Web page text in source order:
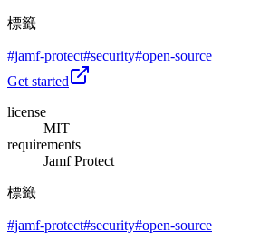
標籤
#jamf-protect#security#open-source
Get started
license
MIT
requirements
Jamf Protect
標籤
#jamf-protect#security#open-source